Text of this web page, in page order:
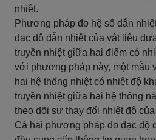
nhiệt.
Phương pháp đo hệ số dẫn
đạc độ dẫn nhiệt của vật liệu
truyền nhiệt giữa hai điểm có
với phương pháp này, một mẫu
hai hệ thống nhiệt có nhiệt độ
truyền nhiệt giữa hai hệ thống
theo dõi sự thay đổi nhiệt độ
Cả hai phương pháp đo đạc độ